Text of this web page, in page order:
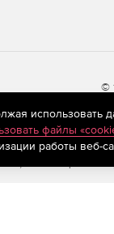
©
относящихся
использовать
файлы
работы веб-